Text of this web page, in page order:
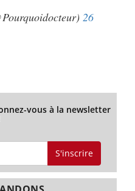
26
vous à la newsletter
S'inscrire